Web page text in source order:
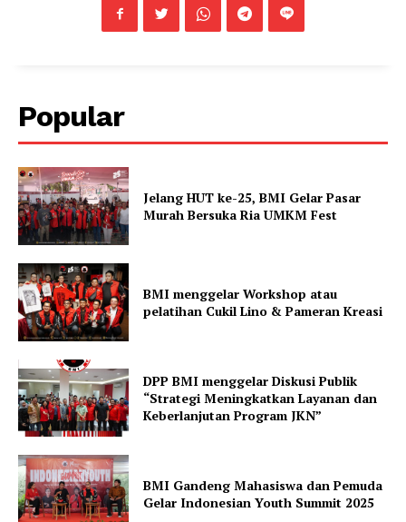
Popular
Jelang HUT ke-25, BMI Gelar Pasar
Murah Bersuka Ria UMKM Fest
BMI menggelar Workshop atau
pelatihan Cukil Lino & Pameran Kreasi
DPP BMI menggelar Diskusi Publik
“Strategi Meningkatkan Layanan dan
Keberlanjutan Program JKN”
BMI Gandeng Mahasiswa dan Pemuda
Gelar Indonesian Youth Summit 2025